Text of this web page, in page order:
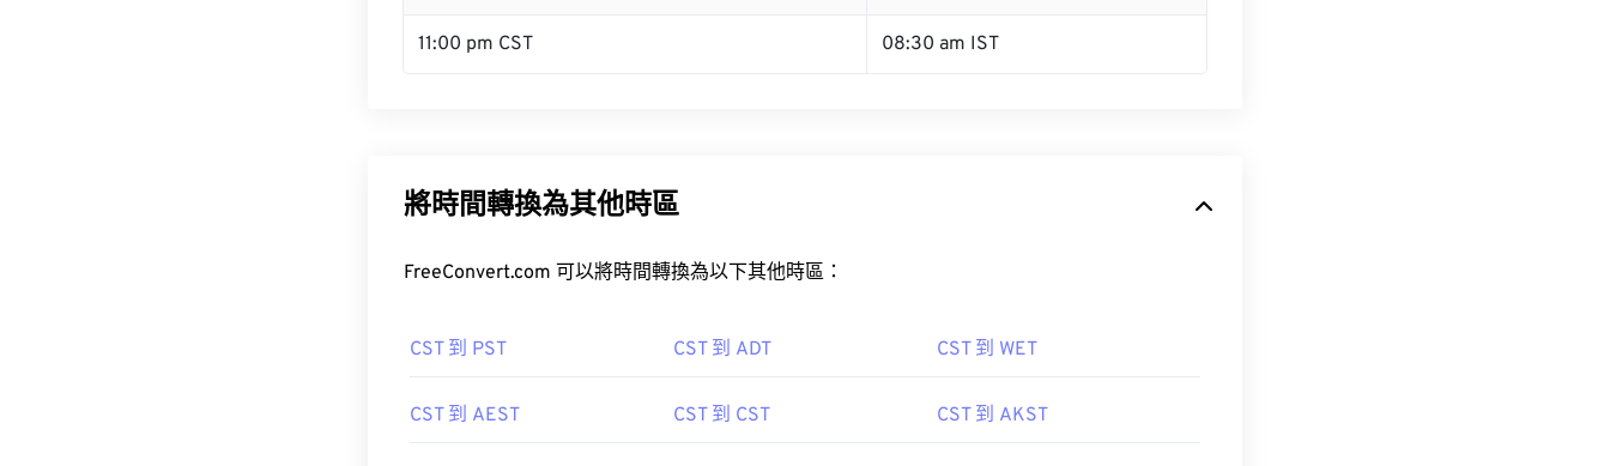
11:00 pm CST 08:30 am IST
將時間轉換為其他時區
FreeConvert.com 可以將時間轉換為以下其他時區：
CST 到 PST CST 到 ADT CST 到 WET
CST 到 AEST CST 到 CST CST 到 AKST